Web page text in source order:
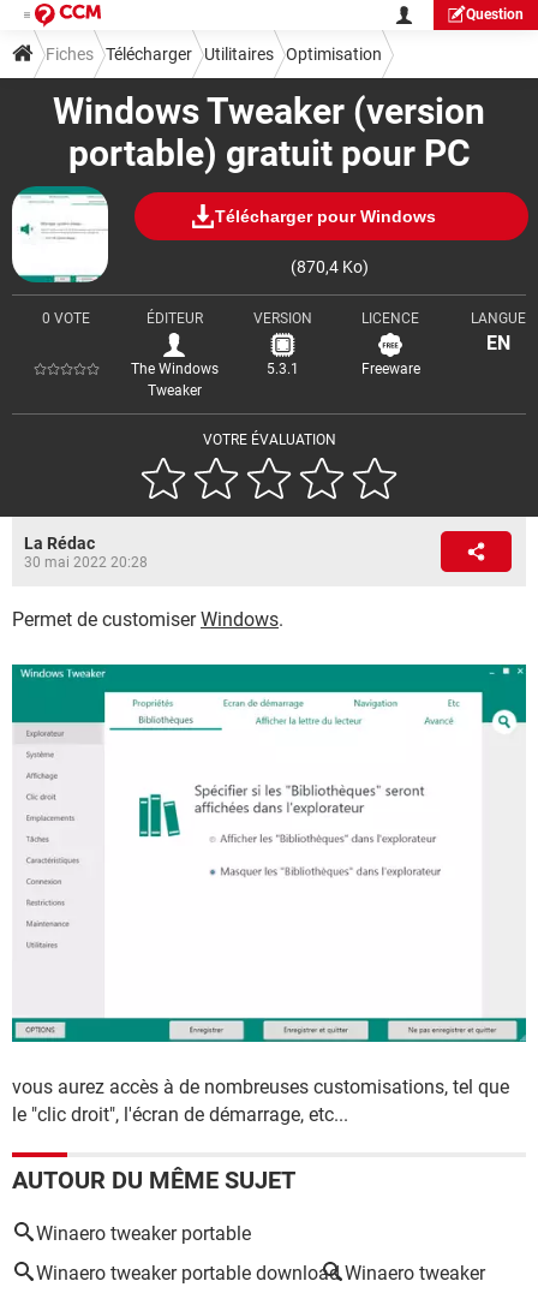
Question
Windows Tweaker (version
portable) gratuit pour PC
Télécharger pour Windows
(870,4 Ko)
VOTRE ÉVALUATION
0 VOTE ÉDITEUR
The Windows
Tweaker
VERSION
5.3.1
LICENCE
Freeware
LANGUE
EN
Fiches Télécharger Utilitaires Optimisation
La Rédac
30 mai 2022 20:28
Permet de customiserWindows.
vous aurez accès à de nombreuses customisations, tel que
le "clic droit", l'écran de démarrage, etc...
AUTOUR DU MÊME SUJET
Winaero tweaker portable
Winaero tweaker portable download Winaero tweaker